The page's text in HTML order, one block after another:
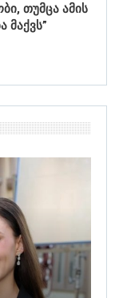
თუმცა ამის
მაქვს”